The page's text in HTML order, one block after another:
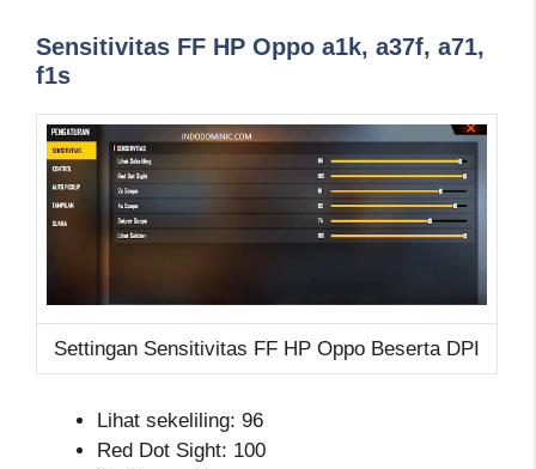
Sensitivitas FF HP Oppo a1k, a37f, a71,
f1s
Settingan Sensitivitas FF HP Oppo Beserta DPI
Lihat sekeliling: 96
Red Dot Sight: 100